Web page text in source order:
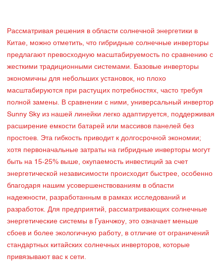
Рассматривая решения в области солнечной энергетики в
Китае, можно отметить, что гибридные солнечные инверторы
предлагают превосходную масштабируемость по сравнению с
жесткими традиционными системами. Базовые инверторы
экономичны для небольших установок, но плохо
масштабируются при растущих потребностях, часто требуя
полной замены. В сравнении с ними, универсальный инвертор
Sunny Sky из нашей линейки легко адаптируется, поддерживая
расширение емкости батарей или массивов панелей без
простоев. Эта гибкость приводит к долгосрочной экономии;
хотя первоначальные затраты на гибридные инверторы могут
быть на 15-25% выше, окупаемость инвестиций за счет
энергетической независимости происходит быстрее, особенно
благодаря нашим усовершенствованиям в области
надежности, разработанным в рамках исследований и
разработок. Для предприятий, рассматривающих солнечные
энергетические системы в Гуанчжоу, это означает меньше
сбоев и более экологичную работу, в отличие от ограничений
стандартных китайских солнечных инверторов, которые
привязывают вас к сети.